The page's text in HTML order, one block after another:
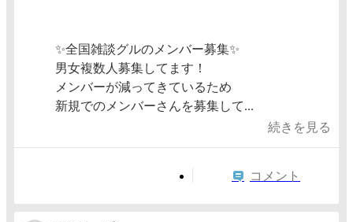
✨全国雑談グルのメンバー募集✨
男女複数人募集してます！
メンバーが減ってきているため
新規でのメンバーさんを募集して...
続きを見る
コメント